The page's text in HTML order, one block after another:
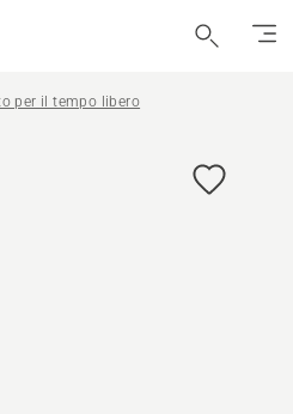
per il tempo libero